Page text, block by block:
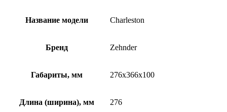
Название модели Charleston
Бренд Zehnder
Габариты, мм 276x366x100
Длина (ширина), мм 276